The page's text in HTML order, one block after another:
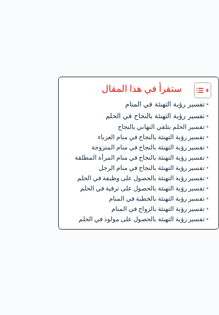
ستقرأ في هذا المقال
تفسير رؤية التهنئة في المنام
تفسير رؤية التهنئة بالنجاح في الحلم
تفسير الحلم بتلقي التهاني بالنجاح
تفسير رؤية التهنئة بالنجاح في منام العزباء
تفسير رؤية التهنئة بالنجاح في منام المتزوجة
تفسير رؤية التهنئة بالنجاح في منام المرأة المطلقة
تفسير رؤية التهنئة بالنجاح في منام الرجل
تفسير رؤية التهنئة بالحصول على وظيفة في الحلم
تفسير رؤية التهنئة بالحصول على ترقية في الحلم
تفسير رؤية التهنئة بالخطبة في المنام
تفسير رؤية التهنئة بالزواج في المنام
تفسير رؤية التهنئة بالحصول على مولود في الحلم